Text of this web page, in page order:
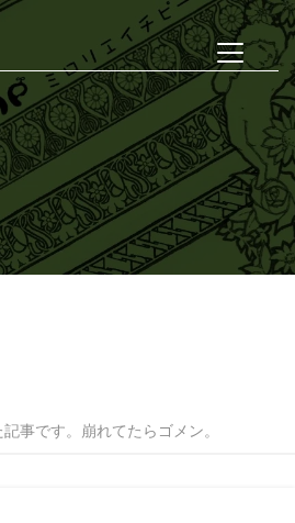
事です。崩れてたらゴメン。